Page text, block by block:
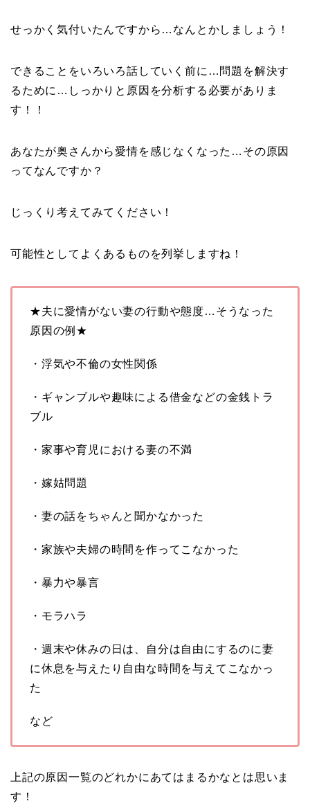
せっかく気付いたんですから…なんとかしましょう！
できることをいろいろ話していく前に…問題を解決す
るために…しっかりと原因を分析する必要がありま
す！！
あなたが奥さんから愛情を感じなくなった…その原因
ってなんですか？
じっくり考えてみてください！
可能性としてよくあるものを列挙しますね！
★夫に愛情がない妻の行動や態度…そうなった
原因の例★
・浮気や不倫の女性関係
・ギャンブルや趣味による借金などの金銭トラ
ブル
・家事や育児における妻の不満
・嫁姑問題
・妻の話をちゃんと聞かなかった
・家族や夫婦の時間を作ってこなかった
・暴力や暴言
・モラハラ
・週末や休みの日は、自分は自由にするのに妻
に休息を与えたり自由な時間を与えてこなかっ
た
など
上記の原因一覧のどれかにあてはまるかなとは思いま
す！